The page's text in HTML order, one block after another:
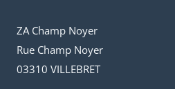
ZA Champ Noyer
Rue Champ Noyer
03310 VILLEBRET